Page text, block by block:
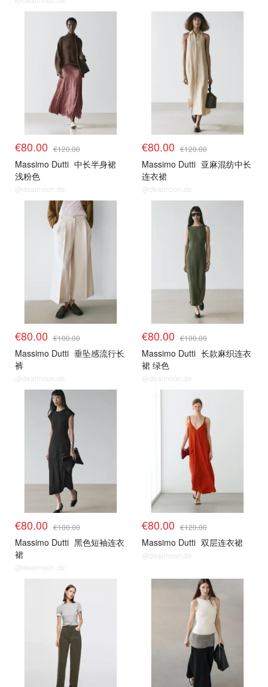
€80.00 €120.00
Massimo Dutti 中长半身裙
浅粉色
@dealmoon.de
€80.00 €120.00
Massimo Dutti 亚麻混纺中长
连衣裙
@dealmoon.de
€80.00 €100.00
Massimo Dutti 垂坠感流行长
裤
@dealmoon.de
€80.00 €100.00
Massimo Dutti 长款麻织连衣
裙 绿色
@dealmoon.de
€80.00 €100.00
Massimo Dutti 黑色短袖连衣
裙
@dealmoon.de
€80.00 €120.00
Massimo Dutti 双层连衣裙
@dealmoon.de